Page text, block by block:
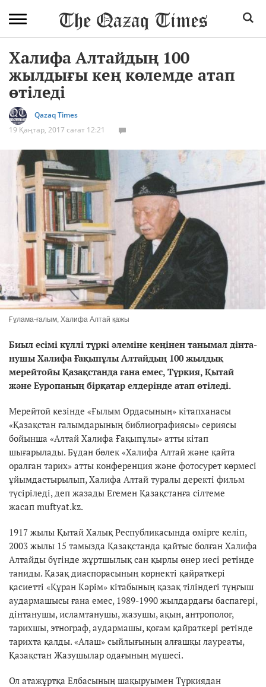
Халифа Алтайдың 100
жылдығы кең көлемде атап
өтіледі
Qazaq Times
19 Қаңтар, 2017 сағат 12:21
Ғұлама-ғалым, Халифа Алтай қажы
Биыл есімі күллі түркі әлеміне кеңінен танымал дінта­
нушы Халифа Ғақыпұлы Алтайдың 100 жылдық
мерейтойы Қазақстанда ғана емес, Түркия, Қытай
және Еуропаның бірқатар елдерінде атап өтіледі.
Мерейтой кезінде «Ғылым Ордасының» кітапханасы
«Қазақстан ғалымдарының библиографиясы» сериясы
бойынша «Алтай Халифа Ғақыпұлы» атты кітап
шығарылады. Бұдан бөлек «Халифа Алтай және қайта
оралған тарих» атты конференция және фотосурет көрмесі
ұйымдастырылып, Халифа Алтай туралы деректі фильм
түсіріледі, деп жазады Егемен Қазақстанға сілтеме
жасап muftyat.kz.
1917 жылы Қытай Халық Республикасында өмірге келіп,
2003 жылы 15 тамызда Қазақстанда қайтыс болған Халифа
Алтайды бүгінде жұртшылық сан қырлы өнер иесі ретінде
таниды. Қазақ диаспорасының көрнекті қайраткері
қасиетті «Құран Кәрім» кітабының қазақ тіліндегі тұңғыш
аудармашысы ғана емес, 1989-1990 жылдардағы баспагері,
дінтанушы, исламтанушы, жазушы, ақын, антрополог,
тарихшы, этнограф, аудармашы, қоғам қайраткері ретінде
тарихта қалды. «Алаш» сыйлығының алғашқы лауреаты,
Қазақстан Жазушылар одағының мүшесі.
Ол атажұртқа Елбасының шақыруымен Түркиядан